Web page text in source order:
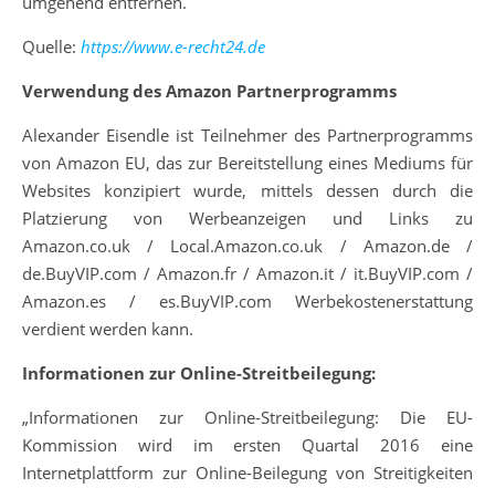
Quelle: https://www.e-recht24.de
Verwendung des Amazon Partnerprogramms
Alexander Eisendle ist Teilnehmer des Partnerprogramms
von Amazon EU, das zur Bereitstellung eines Mediums für
Websites konzipiert wurde, mittels dessen durch die
Platzierung von Werbeanzeigen und Links zu
Amazon.co.uk / Local.Amazon.co.uk / Amazon.de /
de.BuyVIP.com / Amazon.fr / Amazon.it / it.BuyVIP.com /
Amazon.es / es.BuyVIP.com Werbekostenerstattung
verdient werden kann.
Informationen zur Online-Streitbeilegung:
„Informationen zur Online-Streitbeilegung: Die EU-
Kommission wird im ersten Quartal 2016 eine
Internetplattform zur Online-Beilegung von Streitigkeiten